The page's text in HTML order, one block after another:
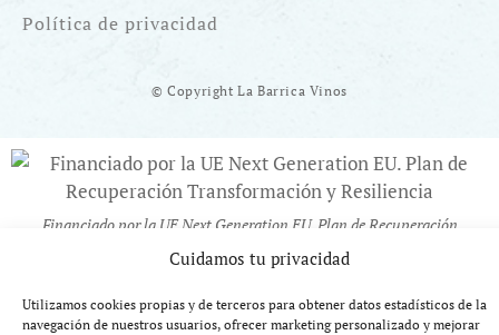
Cuidamos tu privacidad
Utilizamos cookies propias y de terceros para obtener datos estadísticos de la
navegación de nuestros usuarios, ofrecer marketing personalizado y mejorar
Política de privacidad
© Copyright La Barrica Vinos
Financiado por la UE Next Generation EU. Plan de Recuperación
Transformación y Resiliencia